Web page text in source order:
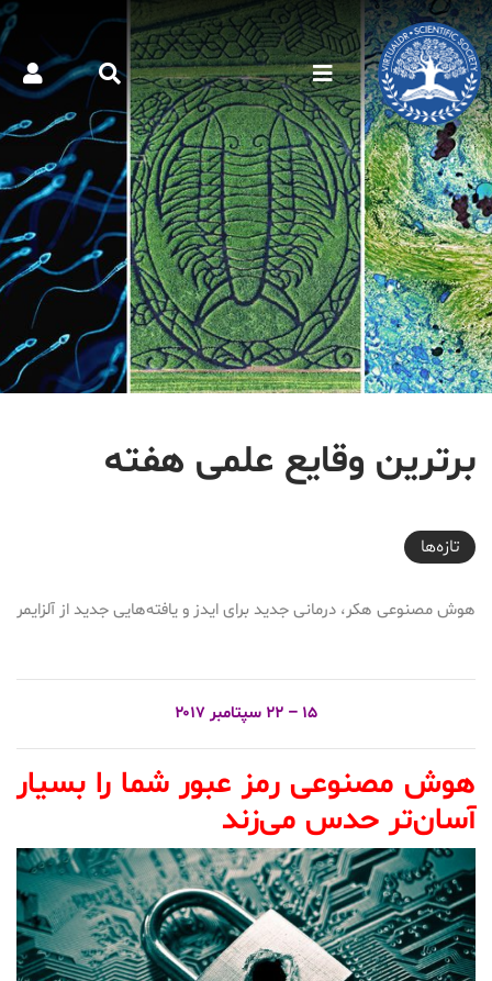
برترین وقایع علمی هفته
2017-09-23T16:55:20+03:30
تازه‌ها
هوش مصنوعی هکر، درمانی جدید برای ایدز و یافته‌هایی جدید از آلزایمر
۱۵ – ۲۲ سپتامبر ۲۰۱۷
هوش مصنوعی رمز عبور شما را بسیار
آسان‌تر حدس می‌زند